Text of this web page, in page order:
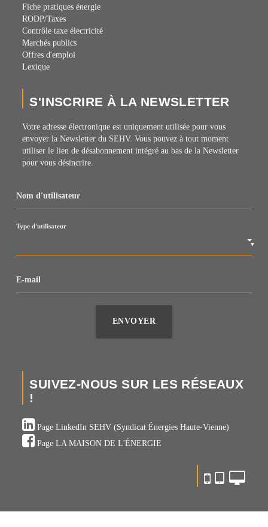
Fiche pratiques énergie
RODP/Taxes
Contrôle taxe électricité
Marchés publics
Offres d'emploi
Lexique
S'INSCRIRE À LA NEWSLETTER
Votre adresse électronique est uniquement utilisée pour vous
envoyer la Newsletter du SEHV. Vous pouvez à tout moment
utiliser le lien de désabonnement intégré au bas de la Newsletter
pour vous désincrire.
Nom d'utilisateur
▼
Type d'utilisateur
E-mail
ENVOYER
SUIVEZ-NOUS SUR LES RÉSEAUX
!
Page LinkedIn SEHV (Syndicat Énergies Haute-Vienne)
Page LA MAISON DE L'ÉNERGIE